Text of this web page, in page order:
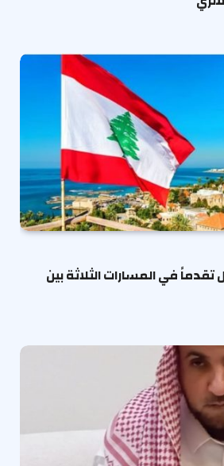
في المسارات الثلاثة بين